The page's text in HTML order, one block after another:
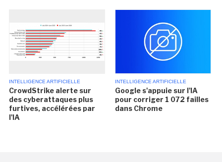
INTELLIGENCE ARTIFICIELLE
CrowdStrike alerte sur
des cyberattaques plus
furtives, accélérées par
l'IA
INTELLIGENCE ARTIFICIELLE
Google s'appuie sur l'IA
pour corriger 1 072 failles
dans Chrome